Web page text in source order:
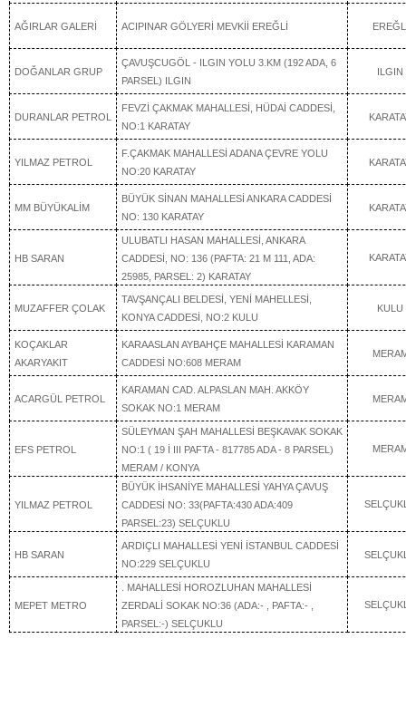
AĞIRLAR GALERİ ACIPINAR GÖLYERİ MEVKİİ EREĞLİ
DOĞANLAR GRUP
ÇAVUŞCUGÖL - ILGIN YOLU 3.KM (192 ADA, 6
PARSEL) ILGIN
ILGIN
DURANLAR PETROL
FEVZİ ÇAKMAK MAHALLESİ, HÜDAİ CADDESİ,
NO:1 KARATAY
YILMAZ PETROL
F.ÇAKMAK MAHALLESİ ADANA ÇEVRE YOLU
NO:20 KARATAY
MM BÜYÜKALİM
BÜYÜK SİNAN MAHALLESİ ANKARA CADDESİ
NO: 130 KARATAY
HB SARAN
ULUBATLI HASAN MAHALLESİ, ANKARA
CADDESİ, NO: 136 (PAFTA: 21 M 111, ADA:
25985, PARSEL: 2) KARATAY
MUZAFFER ÇOLAK
TAVŞANÇALI BELDESİ, YENİ MAHELLESİ,
KONYA CADDESİ, NO:2 KULU
KULU
KOÇAKLAR
AKARYAKIT
KARAASLAN AYBAHÇE MAHALLESİ KARAMAN
CADDESİ NO:608 MERAM
ACARGÜL PETROL
KARAMAN CAD. ALPASLAN MAH. AKKÖY
SOKAK NO:1 MERAM
EFS PETROL
SÜLEYMAN ŞAH MAHALLESİ BEŞKAVAK SOKAK
NO:1 ( 19 İ III PAFTA - 817785 ADA - 8 PARSEL)
MERAM / KONYA
YILMAZ PETROL
BÜYÜK İHSANİYE MAHALLESİ YAHYA ÇAVUŞ
CADDESİ NO: 33(PAFTA:430 ADA:409
PARSEL:23) SELÇUKLU
HB SARAN
ARDIÇLI MAHALLESİ YENİ İSTANBUL CADDESİ
NO:229 SELÇUKLU
MEPET METRO
. MAHALLESİ HOROZLUHAN MAHALLESİ
ZERDALİ SOKAK NO:36 (ADA:- , PAFTA:- ,
PARSEL:-) SELÇUKLU